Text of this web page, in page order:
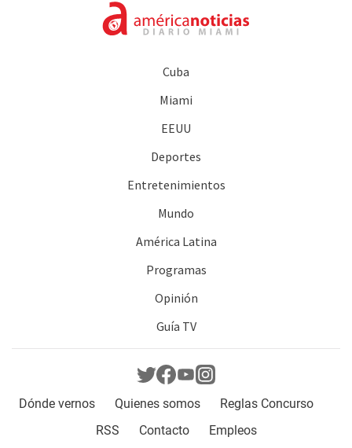
Cuba
Miami
EEUU
Deportes
Entretenimientos
Mundo
América Latina
Programas
Opinión
Guía TV
Dónde vernos Quienes somos
Reglas Concurso
RSS
Contacto Empleos